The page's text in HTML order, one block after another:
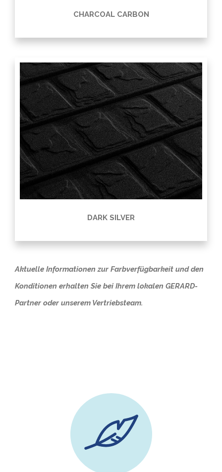
CHARCOAL CARBON
DARK SILVER
Aktuelle Informationen zur Farbverfügbarkeit und den
Konditionen erhalten Sie bei Ihrem lokalen GERARD-
Partner oder unserem Vertriebsteam.